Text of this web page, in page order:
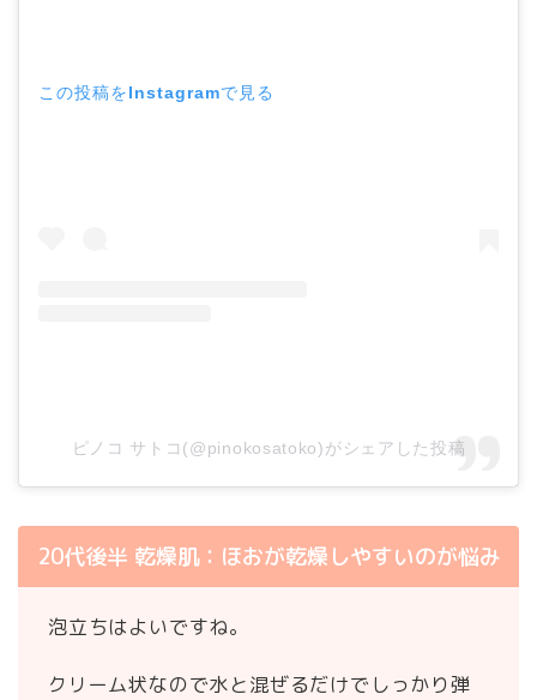
この投稿をInstagramで見る
ピノコ サトコ(@pinokosatoko)がシェアした投稿
20代後半 乾燥肌：ほおが乾燥しやすいのが悩み
泡立ちはよいですね。
クリーム状なので水と混ぜるだけでしっかり弾